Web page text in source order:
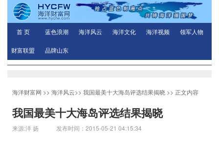
首 页 蓝色浪潮 海洋风云 海洋文化 海洋视频 领军人物
财富联盟 品牌山东
海洋财富网 >> 海洋风云>> 我国最美十大海岛评选结果揭晓 >> 正文内容
我国最美十大海岛评选结果揭晓
来源:洋 扬 发布时间：2015-05-21 04:15:34